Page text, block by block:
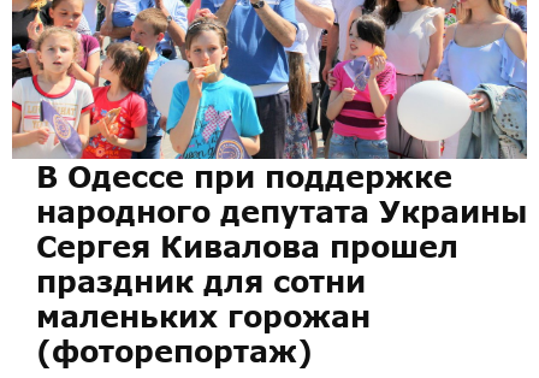
В Одессе при поддержке
народного депутата Украины
Сергея Кивалова прошел
праздник для сотни
маленьких горожан
(фоторепортаж)